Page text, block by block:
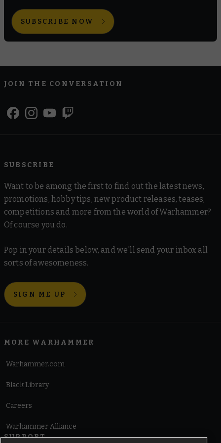
SUBSCRIBE NOW
JOIN THE CONVERSATION
SUBSCRIBE
Want to be among the first to find out the latest news,
promotions, hobby tips, new product releases, teases,
competitions and more from the world of Warhammer?
Of course you do.
Pop in your details below, and we'll send your inbox all
sorts of awesomeness.
SIGN ME UP
MORE WARHAMMER
Warhammer.com
Black Library
Careers
Warhammer Alliance
SUPPORT